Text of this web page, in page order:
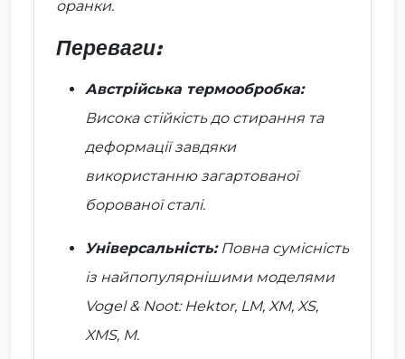
оранки.
Переваги:
Австрійська термообробка:
Висока стійкість до стирання та
деформації завдяки
використанню загартованої
борованої сталі.
Універсальність:Повна сумісність
із найпопулярнішими моделями
Vogel & Noot: Hektor, LM, XM, XS,
XMS, M.